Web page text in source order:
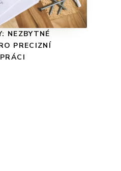
NEZBYTNÉ
PRECIZNÍ